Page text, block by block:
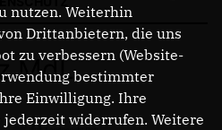
MdL
nutzen. Weiterhin
Drittanbietern, die uns
zu verbessern (Website-
bestimmter
Einwilligung. Ihre
widerrufen. Weitere